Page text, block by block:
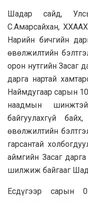
Шадар сайд,
С.Амарсайхан,
Нарийн бичгийн
өвөлжилтийн
орон нутгийн Засаг
дарга нартай
Наймдугаар сарын
наадмын
байгуулахгүй
өвөлжилтийн
гарсантай
аймгийн Засаг
шилжиж байгааг
Есдүгээр сарын